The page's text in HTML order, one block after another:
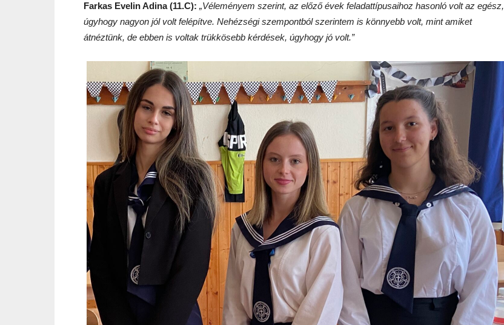
Farkas Evelin Adina (11.C): „Véleményem szerint, az előző évek feladattípusaihoz hasonló volt az egész,
úgyhogy nagyon jól volt felépítve. Nehézségi szempontból szerintem is könnyebb volt, mint amiket
átnéztünk, de ebben is voltak trükkösebb kérdések, úgyhogy jó volt.”